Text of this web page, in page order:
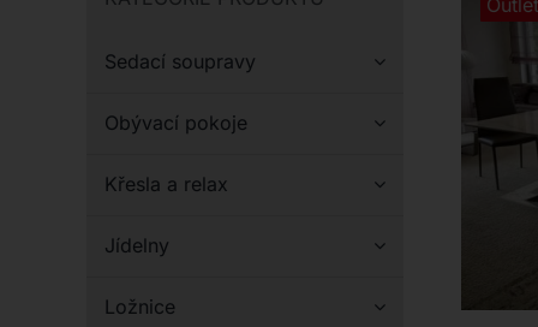
Sedací soupravy
Obývací pokoje
Křesla a relax
Jídelny
Ložnice
Outlet